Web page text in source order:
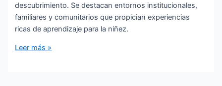
descubrimiento. Se destacan entornos institucionales,
familiares y comunitarios que propician experiencias
ricas de aprendizaje para la niñez.
Ambientes
Leer más »